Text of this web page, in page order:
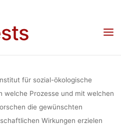
DESdes Projects TransImpact online
für sozial-ökologische
welche Prozesse und mit welchen
die gewünschten
Wirkungen erzielen